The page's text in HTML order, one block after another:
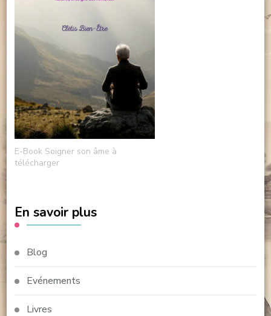
E-Book Soigner son âme à
télécharger
En savoir plus
Blog
Evénements
Livres